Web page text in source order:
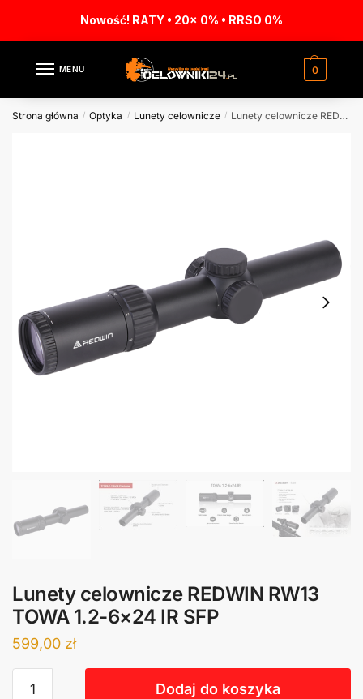
Nowość! RATY • 20x 0% • RRSO 0%
MENU 0
Strona główna / Optyka / Lunety celownicze / Lunety celownicze REDWIN RW13 TOWA 1.2-6×24 IR SFP
Lunety celownicze REDWIN RW13
TOWA 1.2-6×24 IR SFP
599,00 zł
Dodaj do koszyka